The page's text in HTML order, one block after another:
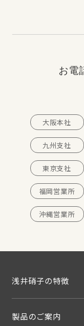
お電
大阪本社
九州支社
東京支社
福岡営業所
沖縄営業所
浅井硝子の特徴
製品のご案内